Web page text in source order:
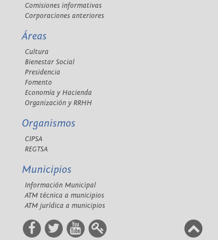
Comisiones informativas
Corporaciones anteriores
Áreas
Cultura
Bienestar Social
Presidencia
Fomento
Economía y Hacienda
Organización y RRHH
Organismos
CIPSA
REGTSA
Municipios
Información Municipal
ATM técnica a municipios
ATM jurídica a municipios